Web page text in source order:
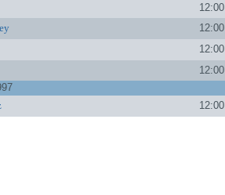
12:00
12:00
12:00
12:00
12:00